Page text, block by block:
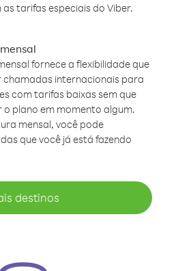
tarifas especiais do Viber.
fornece a flexibilidade que
chamadas internacionais para
com tarifas baixas sem que
plano em momento algum.
mensal, você pode
que você já está fazendo
destinos